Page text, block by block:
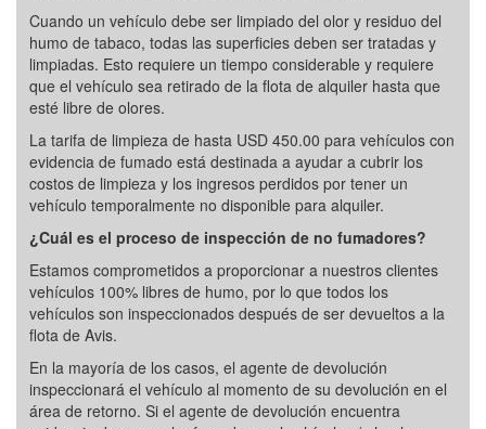
Cuando un vehículo debe ser limpiado del olor y residuo del
humo de tabaco, todas las superficies deben ser tratadas y
limpiadas. Esto requiere un tiempo considerable y requiere
que el vehículo sea retirado de la flota de alquiler hasta que
esté libre de olores.
La tarifa de limpieza de hasta USD 450.00 para vehículos con
evidencia de fumado está destinada a ayudar a cubrir los
costos de limpieza y los ingresos perdidos por tener un
vehículo temporalmente no disponible para alquiler.
¿Cuál es el proceso de inspección de no fumadores?
Estamos comprometidos a proporcionar a nuestros clientes
vehículos 100% libres de humo, por lo que todos los
vehículos son inspeccionados después de ser devueltos a la
flota de Avis.
En la mayoría de los casos, el agente de devolución
inspeccionará el vehículo al momento de su devolución en el
área de retorno. Si el agente de devolución encuentra